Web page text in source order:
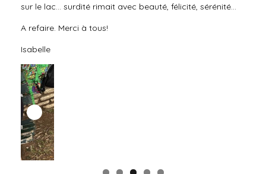
sur le lac… surdité rimait avec beauté, félicité, sérénité…
A refaire. Merci à tous!
Isabelle